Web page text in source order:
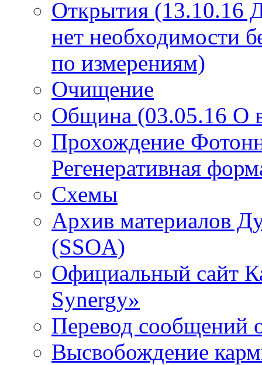
Открытия (13.10.16
нет необходимости
по измерениям)
Очищение
Община (03.05.16 О
Прохождение
Регенеративная
Схемы
Архив материалов
(SSOA)
Официальный сайт
Synergy»
Перевод сообщений
Высвобождение